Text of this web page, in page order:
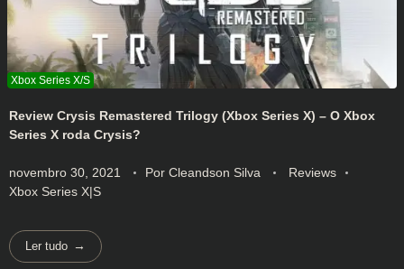
Review Crysis Remastered Trilogy (Xbox Series X) – O Xbox
Series X roda Crysis?
novembro 30, 2021 Por Cleandson Silva
Reviews
Xbox Series X|S
Ler tudo